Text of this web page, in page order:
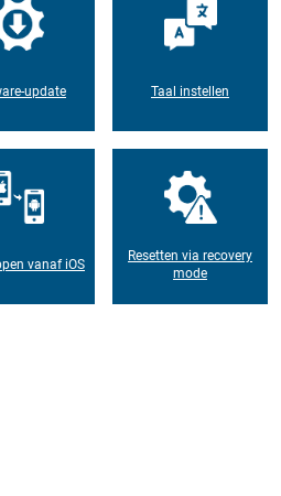
update Taal instellen
vanaf iOS
Resetten via recovery
mode